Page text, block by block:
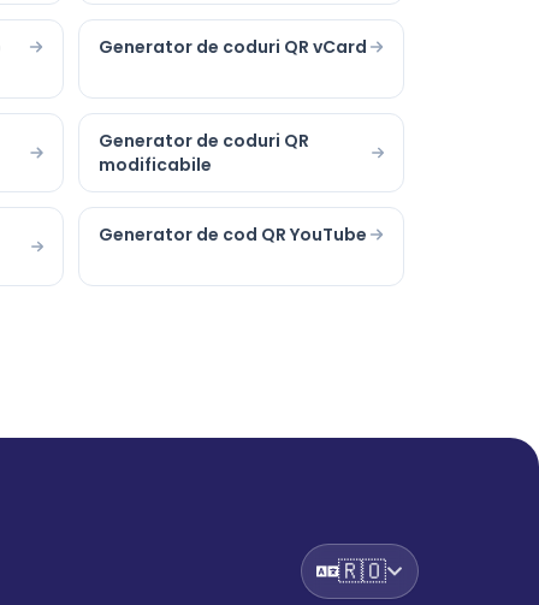
Generator de coduri QR vCard
Generator de coduri QR
modificabile
Generator de cod QR YouTube
🇷🇴